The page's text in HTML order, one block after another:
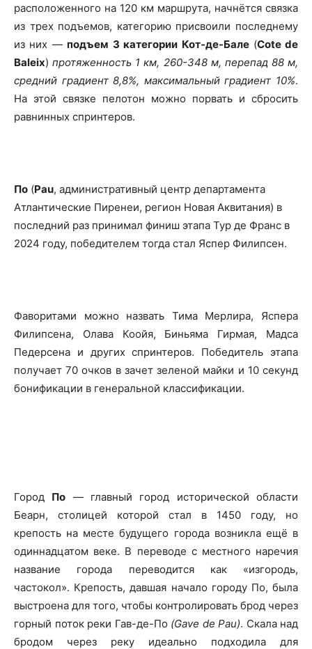
расположенного на 120 км маршрута, начнётся связка
из трех подъемов, категорию присвоили последнему
из них —подъем 3 категории Кот-де-Бале (Cote de
Baleix)протяженность 1 км, 260-348 м, перепад 88 м,
средний градиент 8,8%, максимальный градиент 10%.
На этой связке пелотон можно порвать и сбросить
равнинных спринтеров.
По (Pau, административный центр департамента
Атлантические Пиренеи, регион Новая Аквитания) в
последний раз принимал финиш этапа Тур де Франс в
2024 году, победителем тогда стал Яспер Филипсен.
Фаворитами можно назвать Тима Мерлира, Яспера
Филипсена, Олава Коойя, Биньяма Гирмая, Мадса
Педерсена и других спринтеров. Победитель этапа
получает 70 очков в зачет зеленой майки и 10 секунд
бонификации в генеральной классификации.
Город По — главный город исторической области
Беарн, столицей которой стал в 1450 году, но
крепость на месте будущего города возникла ещё в
одиннадцатом веке. В переводе с местного наречия
название города переводится как «изгородь,
частокол». Крепость, давшая начало городу По, была
выстроена для того, чтобы контролировать брод через
горный поток реки Гав-де-По (Gave de Pau). Скала над
бродом через реку идеально подходила для